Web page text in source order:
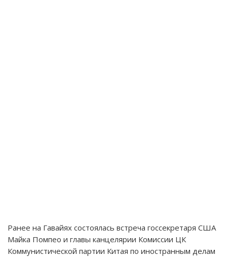
Ранее на Гавайях состоялась встреча госсекретаря США
Майка Помпео и главы канцелярии Комиссии ЦК
Коммунистической партии Китая по иностранным делам